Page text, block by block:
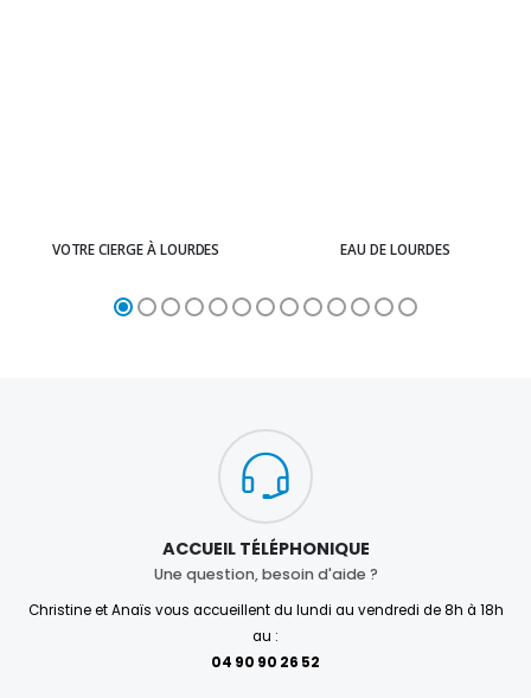
VOTRE CIERGE À LOURDES EAU DE LOURDES
ACCUEIL TÉLÉPHONIQUE
Une question, besoin d'aide ?
Christine et Anaïs vous accueillent du lundi au vendredi de 8h à 18h
au :
04 90 90 26 52